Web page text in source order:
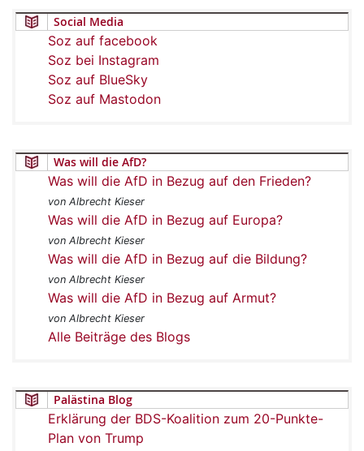
Social Media
Soz auf facebook
Soz bei Instagram
Soz auf BlueSky
Soz auf Mastodon
Was will die AfD?
Was will die AfD in Bezug auf den Frieden?
von Albrecht Kieser
Was will die AfD in Bezug auf Europa?
von Albrecht Kieser
Was will die AfD in Bezug auf die Bildung?
von Albrecht Kieser
Was will die AfD in Bezug auf Armut?
von Albrecht Kieser
Alle Beiträge des Blogs
Palästina Blog
Erklärung der BDS-Koalition zum 20-Punkte-
Plan von Trump